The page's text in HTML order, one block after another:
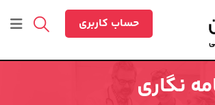
حساب کاربری
نگاری